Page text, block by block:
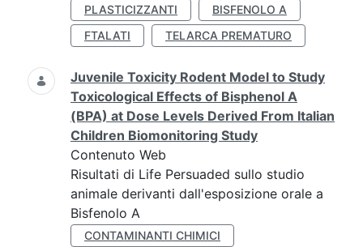
PLASTICIZZANTI
BISFENOLO A
FTALATI
TELARCA PREMATURO
Juvenile Toxicity Rodent Model to Study
Toxicological Effects of Bisphenol A
(BPA) at Dose Levels Derived From Italian
Children Biomonitoring Study
Contenuto Web
Risultati di Life Persuaded sullo studio
animale derivanti dall'esposizione orale a
Bisfenolo A
CONTAMINANTI CHIMICI